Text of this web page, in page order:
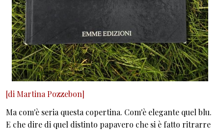
[di Martina Pozzebon]
Ma com'è seria questa copertina. Com'è elegante quel blu.
E che dire di quel distinto papavero che si è fatto ritrarre